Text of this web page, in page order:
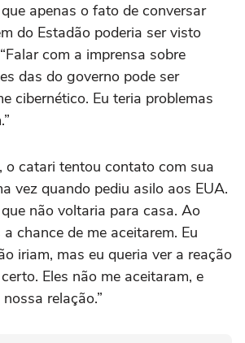
apenas o fato de conversar
do Estadão poderia ser visto
com a imprensa sobre
das do governo pode ser
cibernético. Eu teria problemas
o catari tentou contato com sua
vez quando pediu asilo aos EUA.
não voltaria para casa. Ao
chance de me aceitarem. Eu
iriam, mas eu queria ver a reação
Eles não me aceitaram, e
relação.”